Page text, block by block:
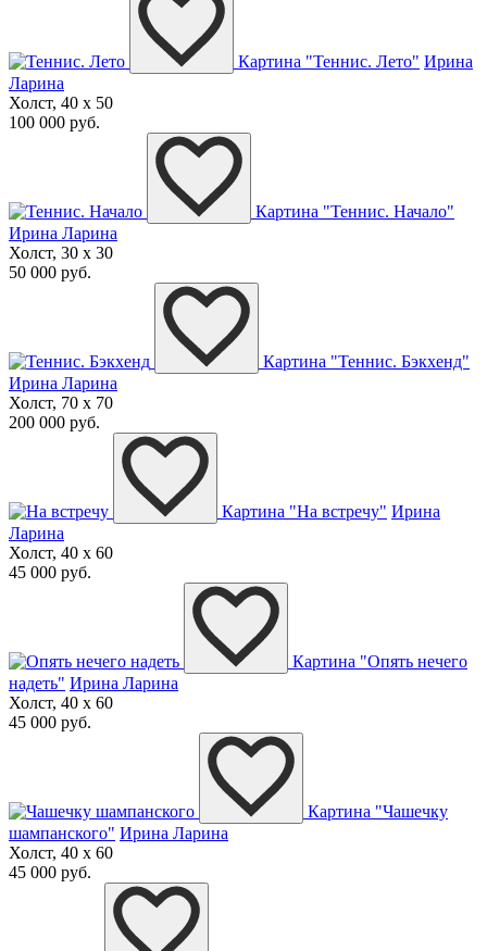
Картина "Теннис. Лето" Ирина
Ларина
Холст, 40 x 50
100 000 руб.
Картина "Теннис. Начало"
Ирина Ларина
Холст, 30 x 30
50 000 руб.
Картина "Теннис. Бэкхенд"
Ирина Ларина
Холст, 70 x 70
200 000 руб.
Картина "На встречу" Ирина
Ларина
Холст, 40 x 60
45 000 руб.
Картина "Опять нечего
надеть" Ирина Ларина
Холст, 40 x 60
45 000 руб.
Картина "Чашечку
шампанского" Ирина Ларина
Холст, 40 x 60
45 000 руб.